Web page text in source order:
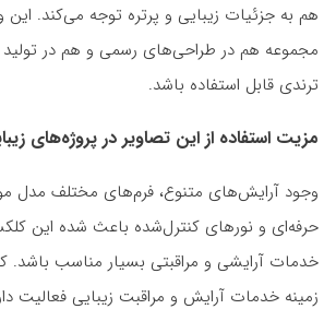
هم به جزئیات زیبایی و پرتره توجه می‌کند.
مجموعه هم در طراحی‌های رسمی و هم در تولید
ترندی قابل استفاده باشد.
مزیت استفاده از این تصاویر در پروژه‌های
وجود آرایش‌های متنوع، فرم‌های مختلف مدل
حرفه‌ای و نورهای کنترل‌شده باعث شده این
خدمات آرایشی و مراقبتی بسیار مناسب باشد.
زمینه خدمات آرایش و مراقبت زیبایی فعالیت